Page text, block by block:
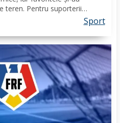
teren. Pentru suporterii
sufletul la gură fiecare
Sport